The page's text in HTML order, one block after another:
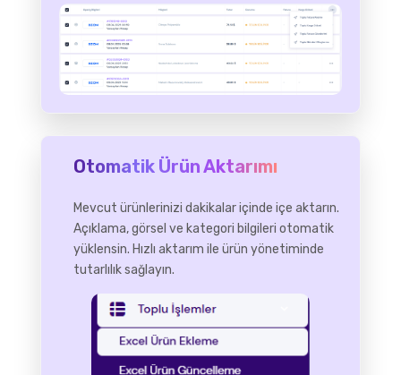
Otomatik Ürün Aktarımı
Mevcut ürünlerinizi dakikalar içinde içe aktarın.
Açıklama, görsel ve kategori bilgileri otomatik
yüklensin. Hızlı aktarım ile ürün yönetiminde
tutarlılık sağlayın.